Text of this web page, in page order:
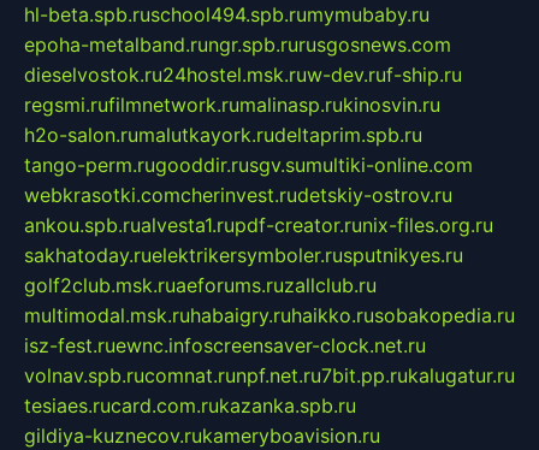
hl-beta.spb.ruschool494.spb.rumymubaby.ru
epoha-metalband.rungr.spb.rurusgosnews.com
dieselvostok.ru24hostel.msk.ruw-dev.ruf-ship.ru
regsmi.rufilmnetwork.rumalinasp.rukinosvin.ru
h2o-salon.rumalutkayork.rudeltaprim.spb.ru
tango-perm.rugooddir.rusgv.sumultiki-online.com
webkrasotki.comcherinvest.rudetskiy-ostrov.ru
ankou.spb.rualvesta1.rupdf-creator.runix-files.org.ru
sakhatoday.ruelektrikersymboler.rusputnikyes.ru
golf2club.msk.ruaeforums.ruzallclub.ru
multimodal.msk.ruhabaigry.ruhaikko.rusobakopedia.ru
isz-fest.ruewnc.infoscreensaver-clock.net.ru
volnav.spb.rucomnat.runpf.net.ru7bit.pp.rukalugatur.ru
tesiaes.rucard.com.rukazanka.spb.ru
gildiya-kuznecov.rukameryboavision.ru